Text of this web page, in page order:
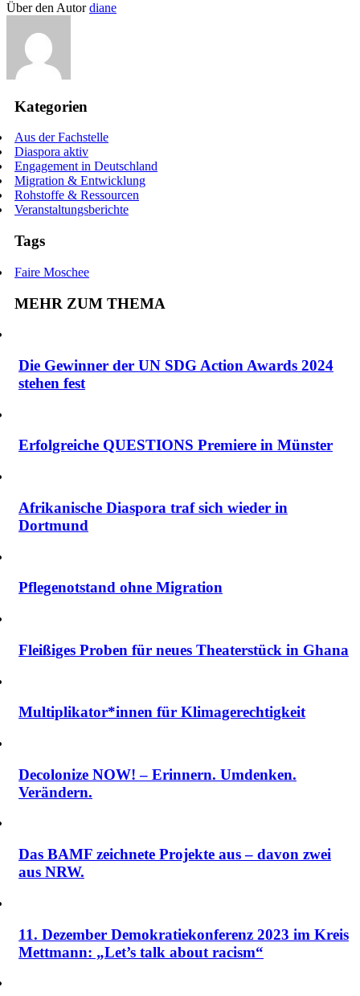
Über den Autordiane
Kategorien
Aus der Fachstelle
Diaspora aktiv
Engagement in Deutschland
Migration & Entwicklung
Rohstoffe & Ressourcen
Veranstaltungsberichte
Tags
Faire Moschee
MEHR ZUM THEMA
Die Gewinner der UN SDG Action Awards 2024
stehen fest
Erfolgreiche QUESTIONS Premiere in Münster
Afrikanische Diaspora traf sich wieder in
Dortmund
Pflegenotstand ohne Migration
Fleißiges Proben für neues Theaterstück in Ghana
Multiplikator*innen für Klimagerechtigkeit
Decolonize NOW! – Erinnern. Umdenken.
Verändern.
Das BAMF zeichnete Projekte aus – davon zwei
aus NRW.
11. Dezember Demokratiekonferenz 2023 im Kreis
Mettmann: „Let’s talk about racism“